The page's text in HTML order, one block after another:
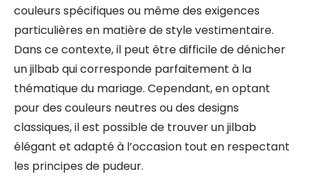
couleurs spécifiques ou même des exigences
particulières en matière de style vestimentaire.
Dans ce contexte, il peut être difficile de dénicher
un jilbab qui corresponde parfaitement à la
thématique du mariage. Cependant, en optant
pour des couleurs neutres ou des designs
classiques, il est possible de trouver un jilbab
élégant et adapté à l’occasion tout en respectant
les principes de pudeur.